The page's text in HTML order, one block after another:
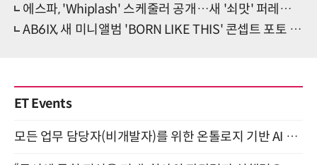
에스파, 'Whiplash' 스케줄러 공개…새 '쇠맛' 퍼레이드 초읽기
AB6IX, 새 미니앨범 'BORN LIKE THIS' 콘셉트 포토 공개…훈훈
ET Events
모든 업무 담당자(비개발자)를 위한 온톨로지 기반 AI 지식체계 설계 1-day 워크숍 8월 20일 개최